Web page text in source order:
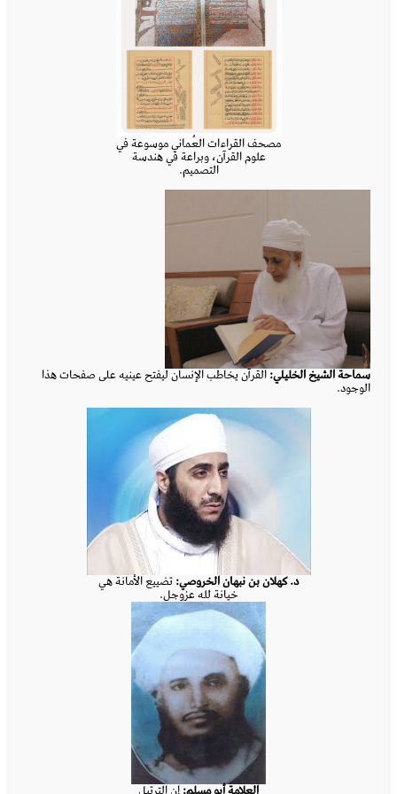
مصحف القراءات العُماني موسوعة في
علوم القرآن، وبراعة في هندسة
التصميم.
سماحة الشيخ الخليلي:القرآن يخاطب الإنسان ليفتح عينيه على صفحات هذا
الوجود.
د. كهلان بن نبهان الخروصي:تضييع الأمانة هي
خيانة لله عزوجل.